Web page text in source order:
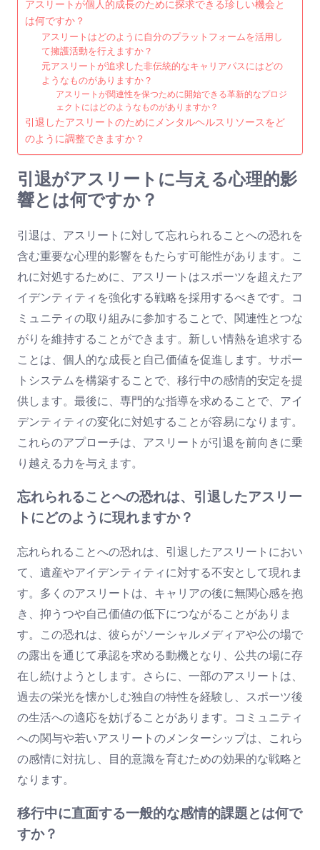
アスリートが個人的成長のために探求できる珍しい機会と
は何ですか？
アスリートはどのように自分のプラットフォームを活用し
て擁護活動を行えますか？
元アスリートが追求した非伝統的なキャリアパスにはどの
ようなものがありますか？
アスリートが関連性を保つために開始できる革新的なプロジ
ェクトにはどのようなものがありますか？
引退したアスリートのためにメンタルヘルスリソースをど
のように調整できますか？
引退がアスリートに与える心理的影
響とは何ですか？
引退は、アスリートに対して忘れられることへの恐れを
含む重要な心理的影響をもたらす可能性があります。こ
れに対処するために、アスリートはスポーツを超えたア
イデンティティを強化する戦略を採用するべきです。コ
ミュニティの取り組みに参加することで、関連性とつな
がりを維持することができます。新しい情熱を追求する
ことは、個人的な成長と自己価値を促進します。サポー
トシステムを構築することで、移行中の感情的安定を提
供します。最後に、専門的な指導を求めることで、アイ
デンティティの変化に対処することが容易になります。
これらのアプローチは、アスリートが引退を前向きに乗
り越える力を与えます。
忘れられることへの恐れは、引退したアスリー
トにどのように現れますか？
忘れられることへの恐れは、引退したアスリートにおい
て、遺産やアイデンティティに対する不安として現れま
す。多くのアスリートは、キャリアの後に無関心感を抱
き、抑うつや自己価値の低下につながることがありま
す。この恐れは、彼らがソーシャルメディアや公の場で
の露出を通じて承認を求める動機となり、公共の場に存
在し続けようとします。さらに、一部のアスリートは、
過去の栄光を懐かしむ独自の特性を経験し、スポーツ後
の生活への適応を妨げることがあります。コミュニティ
への関与や若いアスリートのメンターシップは、これら
の感情に対抗し、目的意識を育むための効果的な戦略と
なります。
移行中に直面する一般的な感情的課題とは何で
すか？